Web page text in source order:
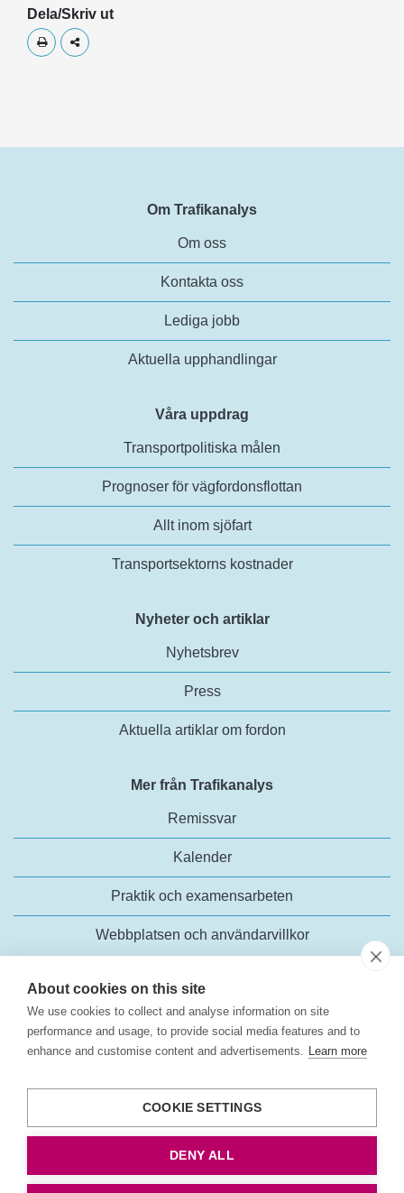
About cookies on this site
We use cookies to collect and analyse information on site
performance and usage, to provide social media features and to
enhance and customise content and advertisements. Learn more
COOKIE SETTINGS
DENY ALL
Dela/Skriv ut
Skriv utDela
Om Trafikanalys
Om oss
Kontakta oss
Lediga jobb
Aktuella upphandlingar
Våra uppdrag
Transportpolitiska målen
Prognoser för vägfordonsflottan
Allt inom sjöfart
Transportsektorns kostnader
Nyheter och artiklar
Nyhetsbrev
Press
Aktuella artiklar om fordon
Mer från Trafikanalys
Remissvar
Kalender
Praktik och examensarbeten
Webbplatsen och användarvillkor
Rosenlundsgatan 54
118 63 Stockholm
+46 (0)10-414 42 00